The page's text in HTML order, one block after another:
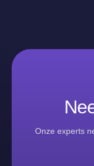
Onze experts